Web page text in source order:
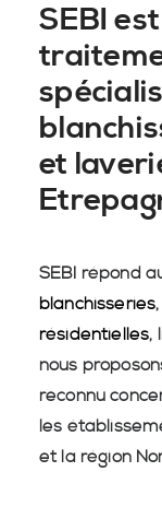
SEBI
et
SEBI répond
blanchisseries
résidentielles,
nous
reconnu
les
et la région